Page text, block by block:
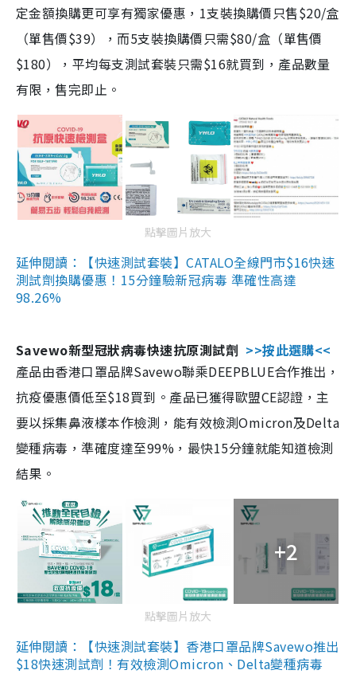
定金額換購更可享有獨家優惠，1支裝換購價只售$20/盒
（單售價$39），而5支裝換購價只需$80/盒（單售價
$180），平均每支測試套裝只需$16就買到，產品數量
有限，售完即止。
點擊圖片放大
延伸閱讀：【快速測試套裝】CATALO全線門市$16快速
測試劑換購優惠！15分鐘驗新冠病毒 準確性高達
98.26%
Savewo新型冠狀病毒快速抗原測試劑 >>按此選購<<
產品由香港口罩品牌Savewo聯乘DEEPBLUE合作推出，
抗疫優惠價低至$18買到。產品已獲得歐盟CE認證，主
要以採集鼻液樣本作檢測，能有效檢測Omicron及Delta
變種病毒，準確度達至99%，最快15分鐘就能知道檢測
結果。
+2
點擊圖片放大
延伸閱讀：【快速測試套裝】香港口罩品牌Savewo推出
$18快速測試劑！有效檢測Omicron、Delta變種病毒